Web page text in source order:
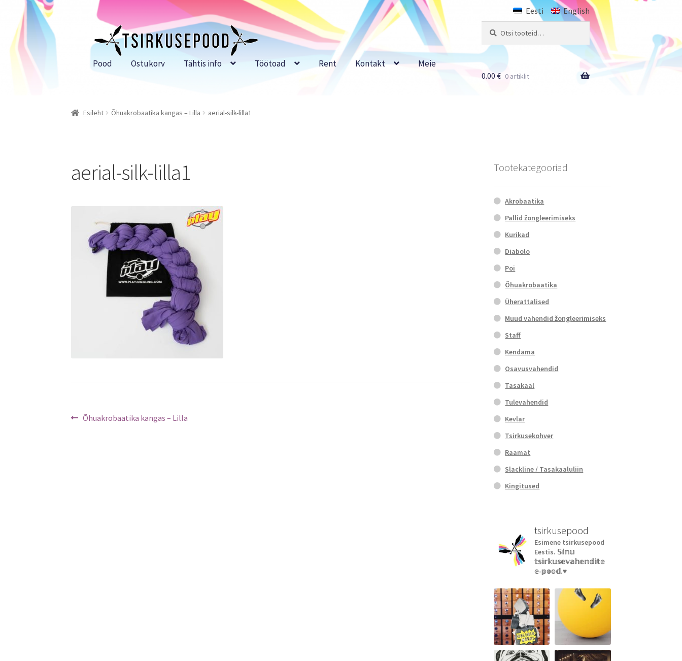
Liigu
navigeerimisele
Liigu
sisu
Eesti English
Pood Ostukorv Tähtis info Töötoad Rent Kontakt Meie
0.00€ 0 artiklit
Esileht Õhuakrobaatika kangas – Lilla aerial-silk-lilla1
aerial-silk-lilla1
Navigeerimine
Previous
Õhuakrobaatika kangas – Lilla
Tootekategooriad
Akrobaatika
Pallid žongleerimiseks
Kurikad
Diabolo
Poi
Õhuakrobaatika
Üherattalised
Muud vahendid žongleerimiseks
Staff
Kendama
Osavusvahendid
Tasakaal
Tulevahendid
Kevlar
Tsirkusekohver
Raamat
Slackline / Tasakaaluliin
Kingitused
tsirkusepood
Esimene tsirkusepood
Eestis. 𝕊𝕚𝕟𝕦
𝕥𝕤𝕚𝕣𝕜𝕦𝕤𝕖𝕧𝕒𝕙𝕖𝕟𝕕𝕚𝕥𝕖
𝕖-𝕡𝕠𝕠𝕕.♥︎